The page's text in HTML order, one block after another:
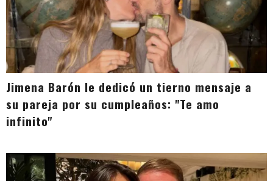
Jimena Barón le dedicó un tierno mensaje a
su pareja por su cumpleaños: "Te amo
infinito"